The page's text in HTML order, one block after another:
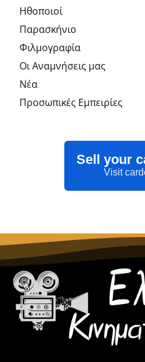
Hθοποιοί
Παρασκήνιο
Φιλμογραφία
Οι Αναμνήσεις μας
Νέα
Προσωπικές Εμπειρίες
Sell your
Visit